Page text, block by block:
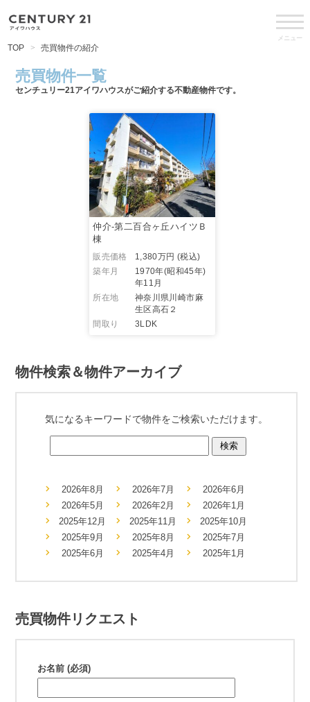
メニュー
TOP 売買物件の紹介
売買物件一覧
センチュリー21アイワハウスがご紹介する不動産物件です。
仲介-第二百合ヶ丘ハイツＢ
棟
販売価格
1,380万円 (税込)
築年月
1970年(昭和45年)
年11月
所在地
神奈川県川崎市麻
生区高石２
間取り
3LDK
物件検索＆物件アーカイブ
気になるキーワードで物件をご検索いただけます。
2026年8月 2026年7月
2026年6月
2026年5月
2026年2月
2026年1月
2025年12月
2025年11月
2025年10月
2025年9月
2025年8月
2025年7月
2025年6月
2025年4月 2025年1月
売買物件リクエスト
お名前 (必須)